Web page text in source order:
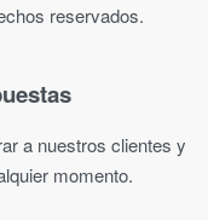
reservados.
a nuestros clientes y
momento.